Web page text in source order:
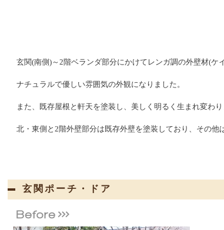
玄関(南側 )～2階ベランダ部分にかけてレンガ調の外壁材(ケ
ナチュラルで優しい雰囲気の外観になりました。
また、 既存屋根と軒天を塗装し、美しく明るく生まれ変わり
北・東側と2階外壁部分は既存外壁を塗装しており、その他
玄関ポーチ・ドア